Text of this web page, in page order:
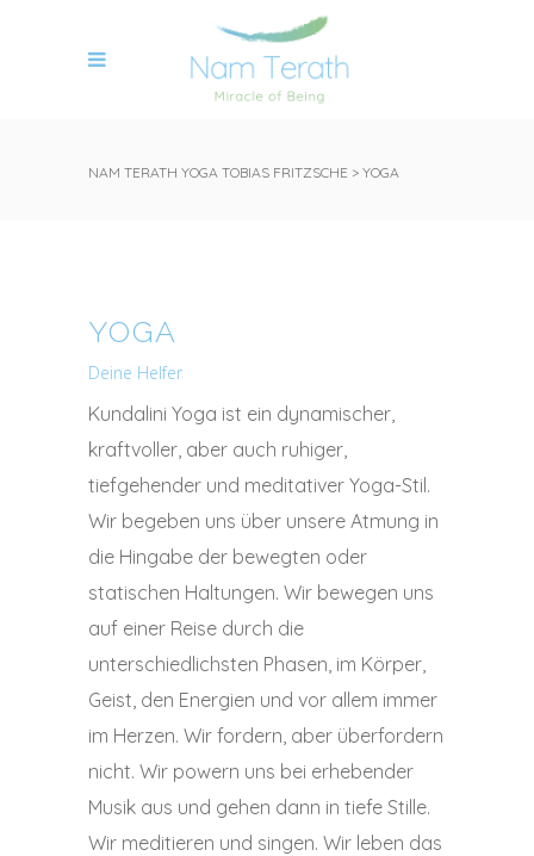
NAM TERATH YOGA TOBIAS FRITZSCHE > YOGA
YOGA
Deine Helfer
Kundalini Yoga ist ein dynamischer,
kraftvoller, aber auch ruhiger,
tiefgehender und meditativer Yoga-Stil.
Wir begeben uns über unsere Atmung in
die Hingabe der bewegten oder
statischen Haltungen. Wir bewegen uns
auf einer Reise durch die
unterschiedlichsten Phasen, im Körper,
Geist, den Energien und vor allem immer
im Herzen. Wir fordern, aber überfordern
nicht. Wir powern uns bei erhebender
Musik aus und gehen dann in tiefe Stille.
Wir meditieren und singen. Wir leben das